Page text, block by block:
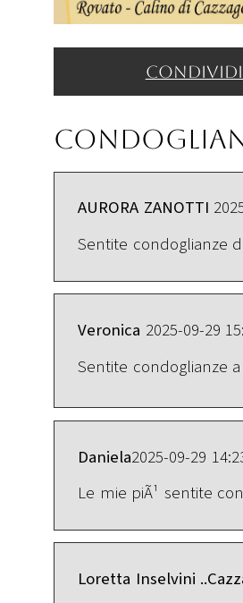
AURORA ZANOTTI
Sentite condoglianze
Veronica 2025-09-29
Sentite condoglianze a
Daniela2025-09-29
Le mie piÃ¹ sentite
Loretta Inselvini